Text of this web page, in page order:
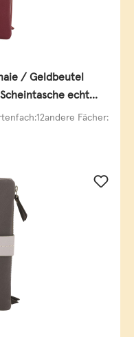
/ Geldbeutel
echt
Fächer: